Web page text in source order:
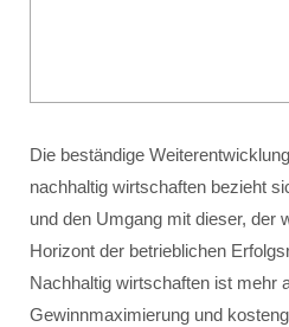
Die beständige
nachhaltig wirtschaften bezieht
und den Umgang mit dieser, der
Horizont der betrieblichen
Nachhaltig wirtschaften ist mehr
Gewinnmaximierung und